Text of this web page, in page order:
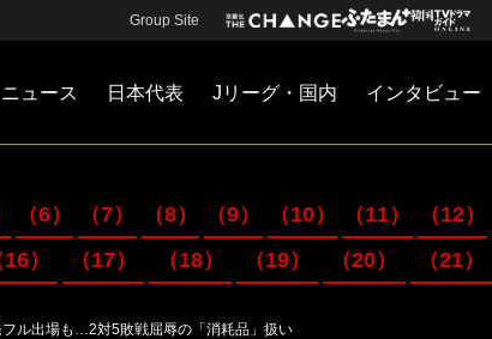
Group Site
ニュース 日本代表 Jリーグ・国内 インタビュー
（6） （7） （8） （9） （10） （11）
（12）
16） （17） （18） （19） （20） （21）
フル出場も…2対5敗戦屈辱の「消耗品」扱い